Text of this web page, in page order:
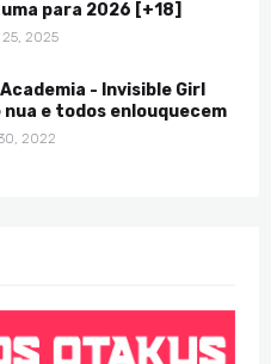
para 2026 [+18]
2025
Academia - Invisible Girl
e todos enlouquecem
2022